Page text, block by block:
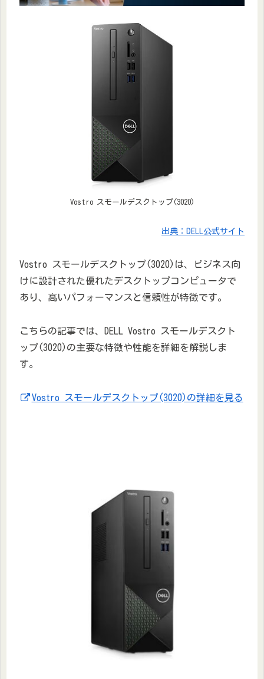
Vostro スモールデスクトップ(3020)
出典：DELL公式サイト
Vostro スモールデスクトップ(3020)は、ビジネス向
けに設計された優れたデスクトップコンピュータで
あり、高いパフォーマンスと信頼性が特徴です。
こちらの記事では、DELL Vostro スモールデスクト
ップ(3020)の主要な特徴や性能を詳細を解説しま
す。
Vostro スモールデスクトップ(3020)の詳細を見る